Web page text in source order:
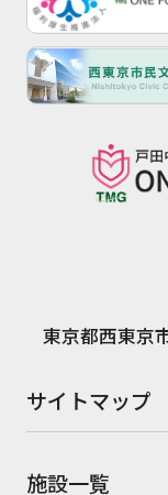
東京都西東京
サイトマップ
施設一覧